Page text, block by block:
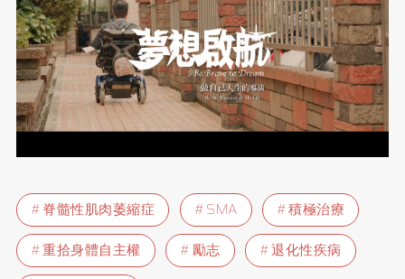
脊髓性肌肉萎縮症 SMA
積極治療
重拾身體自主權
勵志
退化性疾病